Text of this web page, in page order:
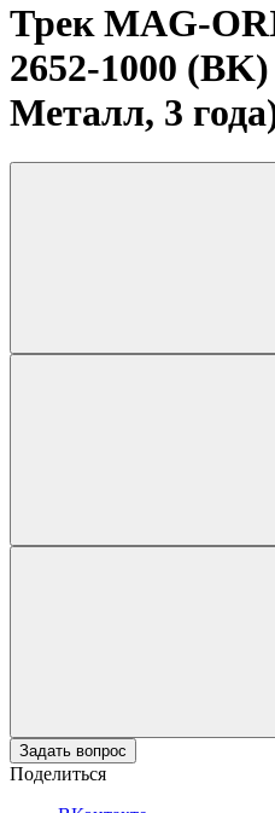
Трек MAG-
2652-1000
Металл, 3
Задать вопрос
Поделиться